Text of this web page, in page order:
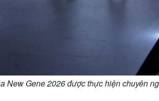
New Gene 2026 được thực hiện chuyên